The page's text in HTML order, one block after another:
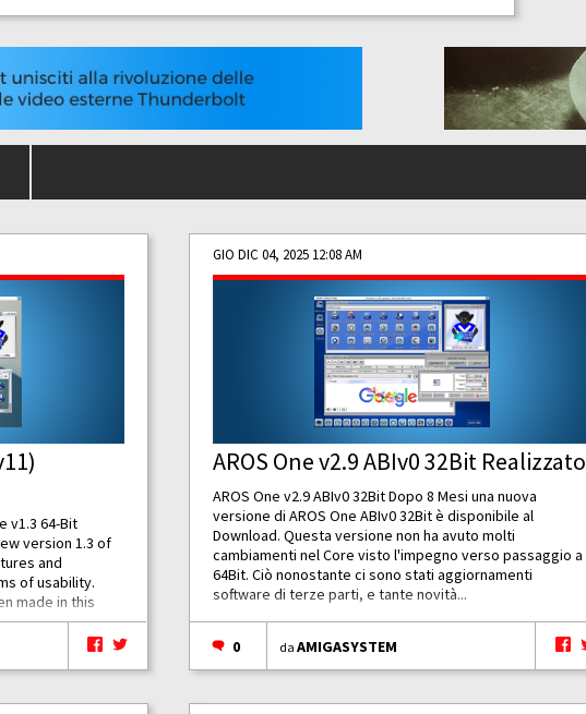
v1.3 64-Bit
version 1.3 of
and
of usability.
made in this
GIO DIC 04, 2025 12:08 AM
AROS One v2.9 ABIv0 32Bit Realizzato
AROS One v2.9 ABIv0 32Bit Dopo 8 Mesi una nuova
versione di AROS One ABIv0 32Bit è disponibile al
Download. Questa versione non ha avuto molti
cambiamenti nel Core visto l'impegno verso passaggio a
64Bit. Ciò nonostante ci sono stati aggiornamenti
software di terze parti, e tante novità...
0 daAMIGASYSTEM